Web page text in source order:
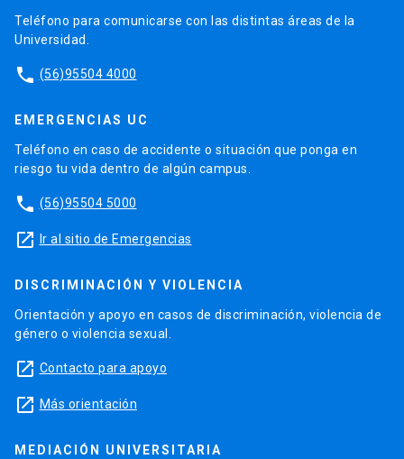
Teléfono para comunicarse con las distintas áreas de la
Universidad.
phone (56)95504 4000
EMERGENCIAS UC
Teléfono en caso de accidente o situación que ponga en
riesgo tu vida dentro de algún campus.
phone (56)95504 5000
launch Ir al sitio de Emergencias
DISCRIMINACIÓN Y VIOLENCIA
Orientación y apoyo en casos de discriminación, violencia de
género o violencia sexual.
launch Contacto para apoyo
launch Más orientación
MEDIACIÓN UNIVERSITARIA